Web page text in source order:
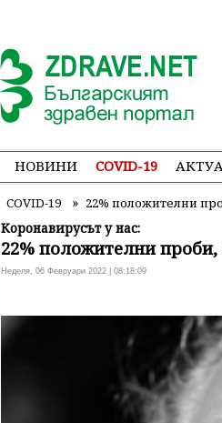
НОВИНИ COVID-19
COVID-19 » 22% положителни
Коронавирусът у нас:
22% положителни
Неделя, 06 Февруари 2022 | 08:18:09